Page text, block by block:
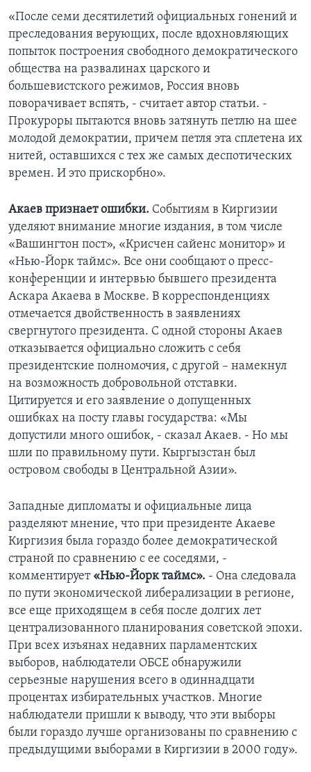
«После семи десятилетий официальных гонений и
преследования верующих, после вдохновляющих
попыток построения свободного демократического
общества на развалинах царского и
большевистского режимов, Россия вновь
поворачивает вспять, - считает автор статьи. -
Прокуроры пытаются вновь затянуть петлю на шее
молодой демократии, причем петля эта сплетена их
нитей, оставшихся с тех же самых деспотических
времен. И это прискорбно».
Акаев признает ошибки. Событиям в Киргизии
уделяют внимание многие издания, в том числе
«Вашингтон пост», «Крисчен сайенс монитор» и
«Нью-Йорк таймс». Все они сообщают о пресс-
конференции и интервью бывшего президента
Аскара Акаева в Москве. В корреспонденциях
отмечается двойственность в заявлениях
свергнутого президента. С одной стороны Акаев
отказывается официально сложить с себя
президентские полномочия, с другой – намекнул
на возможность добровольной отставки.
Цитируется и его заявление о допущенных
ошибках на посту главы государства: «Мы
допустили много ошибок, - сказал Акаев. - Но мы
шли по правильному пути. Кыргызстан был
островом свободы в Центральной Азии».
Западные дипломаты и официальные лица
разделяют мнение, что при президенте Акаеве
Киргизия была гораздо более демократической
страной по сравнению с ее соседями, -
комментирует «Нью-Йорк таймс». - Она следовала
по пути экономической либерализации в регионе,
все еще приходящем в себя после долгих лет
централизованного планирования советской эпохи.
При всех изъянах недавних парламентских
выборов, наблюдатели ОБСЕ обнаружили
серьезные нарушения всего в одиннадцати
процентах избирательных участков. Многие
наблюдатели пришли к выводу, что эти выборы
были гораздо лучше организованы по сравнению с
предыдущими выборами в Киргизии в 2000 году».